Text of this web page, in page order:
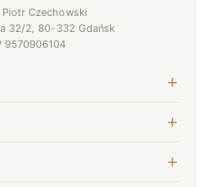
Piotr Czechowski
32/2, 80-332 Gdańsk
9570906104